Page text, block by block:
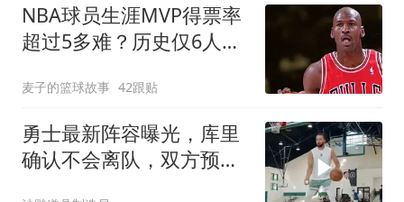
NBA球员生涯MVP得票率
超过5多难？历史仅6人做
麦子的篮球故事 42跟贴
勇士最新阵容曝光，库里
确认不会离队，双方预计